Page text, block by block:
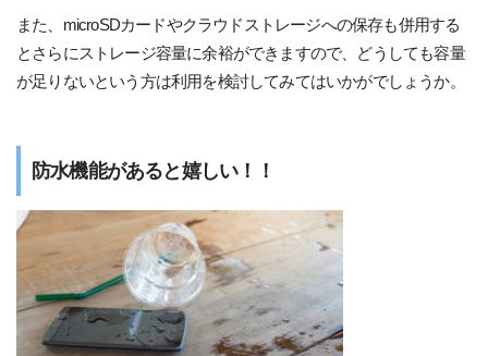
また、microSDカードやクラウドストレージへの保存も併用する
とさらにストレージ容量に余裕ができますので、どうしても容量
が足りないという方は利用を検討してみてはいかがでしょうか。
防水機能があると嬉しい！！